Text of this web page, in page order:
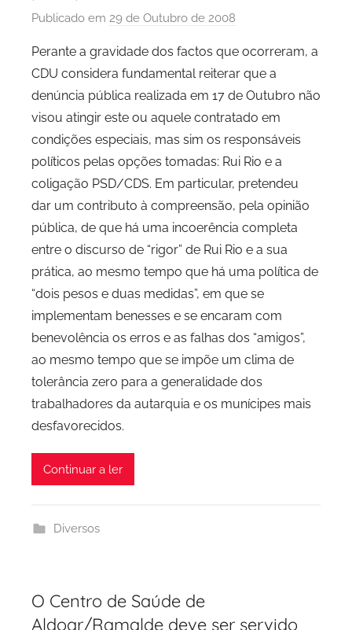
Publicado em 29 de Outubro de 2008
r
P
C
P
C
i
d
a
d
t
o
Perante a gravidade dos factos que ocorreram, a
CDU considera fundamental reiterar que a
denúncia pública realizada em 17 de Outubro não
visou atingir este ou aquele contratado em
condições especiais, mas sim os responsáveis
políticos pelas opções tomadas: Rui Rio e a
coligação PSD/CDS. Em particular, pretendeu
dar um contributo à compreensão, pela opinião
pública, de que há uma incoerência completa
entre o discurso de “rigor” de Rui Rio e a sua
prática, ao mesmo tempo que há uma política de
“dois pesos e duas medidas”, em que se
implementam benesses e se encaram com
benevolência os erros e as falhas dos “amigos”,
ao mesmo tempo que se impõe um clima de
tolerância zero para a generalidade dos
trabalhadores da autarquia e os munícipes mais
desfavorecidos.
Continuar a ler
Diversos
O Centro de Saúde de
Aldoar/Ramalde deve ser servido